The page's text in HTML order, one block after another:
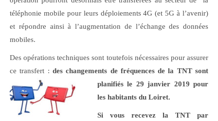
téléphonie mobile pour leurs déploiements 4G (et 5G à l’avenir)
et répondre ainsi à l’augmentation de l’échange des données
mobiles.
Des opérations techniques sont toutefois nécessaires pour assurer
ce transfert : des changements de fréquences de la TNT sont
planifiés le 29 janvier 2019 pour
les habitants du Loiret.
Si vous recevez la TNT par